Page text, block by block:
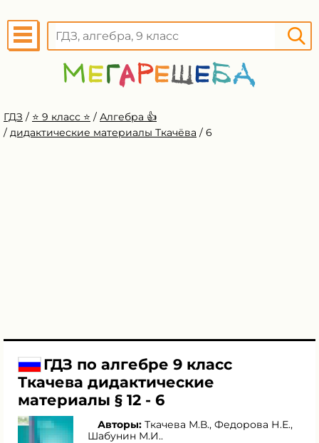
ГДЗ / ⭐️ 9 класс ⭐️ / Алгебра 👍
/ дидактические материалы Ткачёва / 6
ГДЗ по алгебре 9 класс
Ткачева дидактические
материалы § 12 - 6
Авторы: Ткачева М.В., Федорова Н.Е.,
Шабунин М.И..